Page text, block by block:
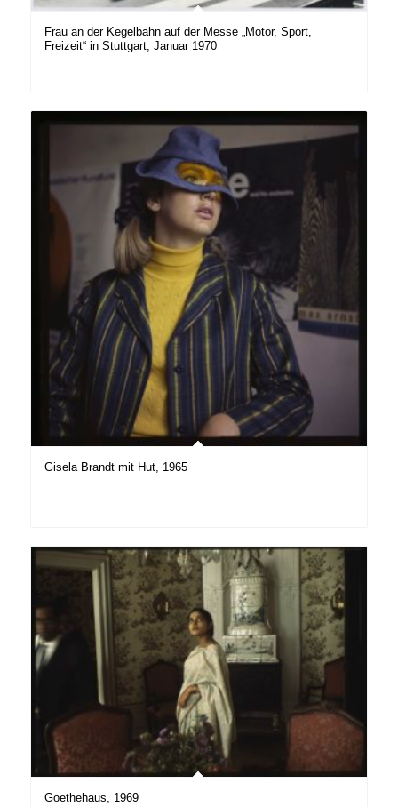
Frau an der Kegelbahn auf der Messe „Motor, Sport,
Freizeit“ in Stuttgart, Januar 1970
Gisela Brandt mit Hut, 1965
Goethehaus, 1969